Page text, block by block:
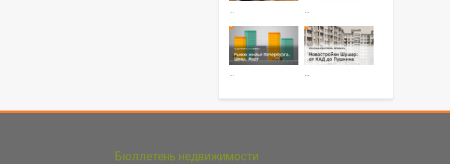
… …
Бюллетень недвижимости